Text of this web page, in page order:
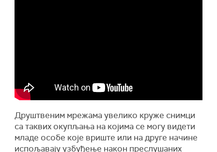
Друштвеним мрежама увелико круже снимци
са таквих окупљања на којима се могу видети
младе особе које вриште или на друге начине
испољавају узбуђење након преслушаних